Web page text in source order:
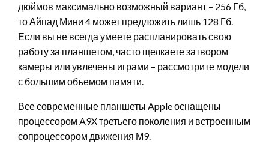
дюймов максимально возможный вариант – 256 Гб,
то Айпад Мини 4 может предложить лишь 128 Гб.
Если вы не всегда умеете распланировать свою
работу за планшетом, часто щелкаете затвором
камеры или увлечены играми – рассмотрите модели
с большим объемом памяти.
Все современные планшеты Apple оснащены
процессором A9X третьего поколения и встроенным
сопроцессором движения М9.